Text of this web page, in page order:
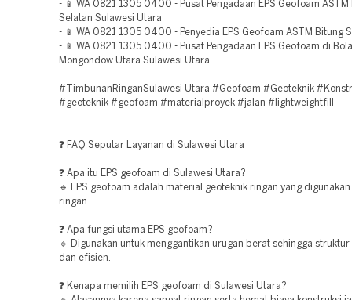
- 📱 WA 0821 1305 0400 - Pusat Pengadaan EPS Geofoam ASTM
Selatan Sulawesi Utara
- 📱 WA 0821 1305 0400 - Penyedia EPS Geofoam ASTM Bitung
- 📱 WA 0821 1305 0400 - Pusat Pengadaan EPS Geofoam di
Mongondow Utara Sulawesi Utara
#TimbunanRinganSulawesi Utara #Geofoam #Geoteknik
#geoteknik #geofoam #materialproyek #jalan #lightweightfill
❓ FAQ Seputar Layanan di Sulawesi Utara
❓ Apa itu EPS geofoam di Sulawesi Utara?
🔹 EPS geofoam adalah material geoteknik ringan yang
ringan.
❓ Apa fungsi utama EPS geofoam?
🔹 Digunakan untuk menggantikan urugan berat sehingga
dan efisien.
❓ Kenapa memilih EPS geofoam di Sulawesi Utara?